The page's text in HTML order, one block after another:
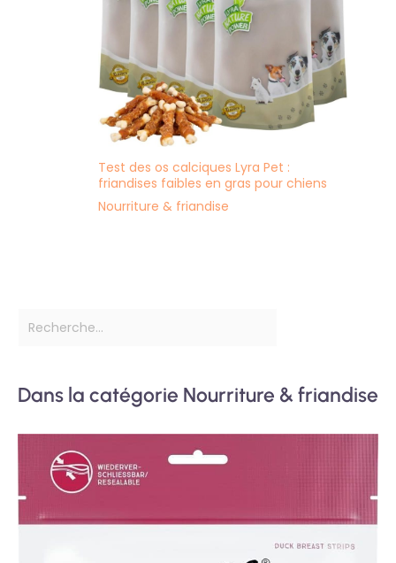
Test des os calciques Lyra Pet :
friandises faibles en gras pour chiens
Nourriture & friandise
Dans la catégorie Nourriture & friandise